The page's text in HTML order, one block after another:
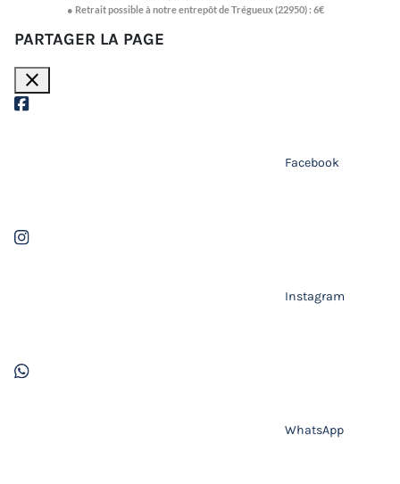
● Retrait possible à notre entrepôt de Trégueux (22950) : 6€
PARTAGER LA PAGE
close
Facebook
Instagram
WhatsApp